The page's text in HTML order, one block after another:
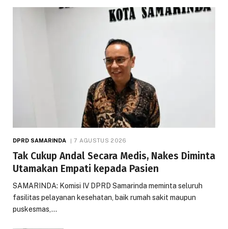
DPRD SAMARINDA 7 AGUSTUS 2026
Tak Cukup Andal Secara Medis, Nakes Diminta
Utamakan Empati kepada Pasien
SAMARINDA: Komisi IV DPRD Samarinda meminta seluruh
fasilitas pelayanan kesehatan, baik rumah sakit maupun
puskesmas,…